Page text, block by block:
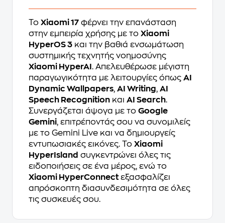
Το Xiaomi 17 φέρνει την επανάσταση
στην εμπειρία χρήσης με το Xiaomi
HyperOS 3 και την βαθιά ενσωμάτωση
συστημικής τεχνητής νοημοσύνης
Xiaomi HyperAI . Απελευθέρωσε μέγιστη
παραγωγικότητα με λειτουργίες όπως AI
Dynamic Wallpapers, AI Writing, AI
Speech Recognition και AI Search.
Συνεργάζεται άψογα με το Google
Gemini, επιτρέποντάς σου να συνομιλείς
με το Gemini Live και να δημιουργείς
εντυπωσιακές εικόνες. Το Xiaomi
HyperIsland συγκεντρώνει όλες τις
ειδοποιήσεις σε ένα μέρος, ενώ το
Xiaomi HyperConnectεξασφαλίζει
απρόσκοπτη διασυνδεσιμότητα σε όλες
τις συσκευές σου.